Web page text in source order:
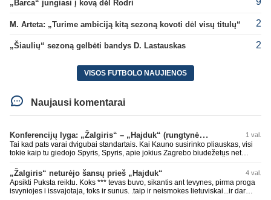
„Barca“ jungiasi į kovą dėl Rodri
M. Arteta: „Turime ambiciją kitą sezoną kovoti dėl visų titulų“ 2
„Šiaulių“ sezoną gelbėti bandys D. Lastauskas 2
VISOS FUTBOLO NAUJIENOS
Naujausi komentarai
Konferencijų lyga: „Žalgiris“ – „Hajduk“ (rungtynės tiesiogiai) 1 val.
Tai kad pats varai dvigubai standartais. Kai Kauno susirinko pliauskas, visi
tokie kaip tu giedojo Spyris, Spyris, apie jokius Zagrebo biudežetus net
daug didesnis. Tfu ant tokių.
„Žalgiris“ neturėjo šansų prieš „Hajduk“ 4 val.
Apsikti Puksta reiktu. Koks *** tevas buvo, sikantis ant tevynes, pirma proga
isvyniojes i issvajotaja, toks ir sunus. .taip ir neismokes lietuviskai...ir dar